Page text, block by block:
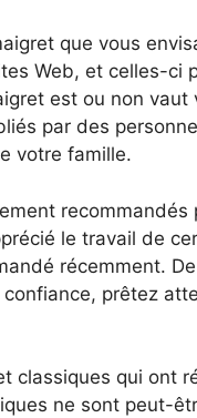
que vous
Web, et celles-ci
est ou non vaut
par des
votre famille.
recommandés
le travail de
récemment. De
prêtez
classiques qui ont
ne sont peut-